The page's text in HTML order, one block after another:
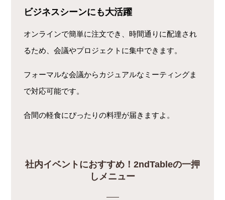
ビジネスシーンにも大活躍
オンラインで簡単に注文でき、時間通りに配達され
るため、会議やプロジェクトに集中できます。
フォーマルな会議からカジュアルなミーティングま
で対応可能です。
合間の軽食にぴったりの料理が届きますよ。
社内イベントにおすすめ！2ndTableの一押
しメニュー